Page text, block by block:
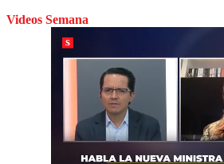
Videos Semana